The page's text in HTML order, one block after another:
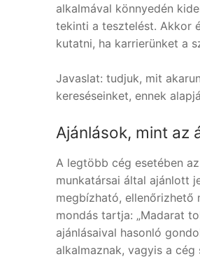
alkalmával könnyedén
tekinti a tesztelést. Akkor
kutatni, ha karrierünket a
Javaslat: tudjuk, mit
kereséseinket, ennek
Ajánlások, mint az
A legtöbb cég esetében
munkatársai által ajánlott
megbízható, ellenőrizhető
mondás tartja: „Madarat
ajánlásaival hasonló
alkalmaznak, vagyis a